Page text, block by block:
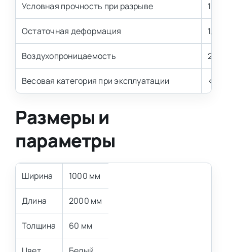
Условная прочность при разрыве 100
Остаточная деформация 1,5-
Воздухопроницаемость 2,0-
Весовая категория при эксплуатации < 80
Размеры и
параметры
Ширина 1000 мм
Длина 2000 мм
Толщина 60 мм